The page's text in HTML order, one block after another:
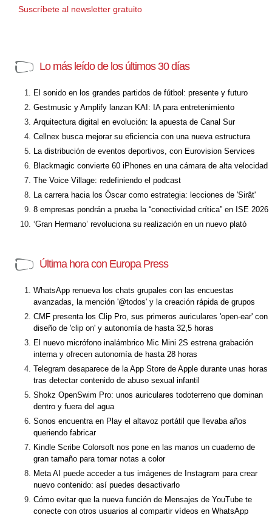
Suscríbete al newsletter gratuito
Lo más leído de los últimos 30 días
El sonido en los grandes partidos de fútbol: presente y futuro
Gestmusic y Amplify lanzan KAI: IA para entretenimiento
Arquitectura digital en evolución: la apuesta de Canal Sur
Cellnex busca mejorar su eficiencia con una nueva estructura
La distribución de eventos deportivos, con Eurovision Services
Blackmagic convierte 60 iPhones en una cámara de alta velocidad
The Voice Village: redefiniendo el podcast
La carrera hacia los Óscar como estrategia: lecciones de 'Sirât'
8 empresas pondrán a prueba la “conectividad crítica” en ISE 2026
‘Gran Hermano’ revoluciona su realización en un nuevo plató
Última hora con Europa Press
WhatsApp renueva los chats grupales con las encuestas
avanzadas, la mención '@todos' y la creación rápida de grupos
CMF presenta los Clip Pro, sus primeros auriculares 'open-ear' con
diseño de 'clip on' y autonomía de hasta 32,5 horas
El nuevo micrófono inalámbrico Mic Mini 2S estrena grabación
interna y ofrecen autonomía de hasta 28 horas
Telegram desaparece de la App Store de Apple durante unas horas
tras detectar contenido de abuso sexual infantil
Shokz OpenSwim Pro: unos auriculares todoterreno que dominan
dentro y fuera del agua
Sonos encuentra en Play el altavoz portátil que llevaba años
queriendo fabricar
Kindle Scribe Colorsoft nos pone en las manos un cuaderno de
gran tamaño para tomar notas a color
Meta AI puede acceder a tus imágenes de Instagram para crear
nuevo contenido: así puedes desactivarlo
Cómo evitar que la nueva función de Mensajes de YouTube te
conecte con otros usuarios al compartir vídeos en WhatsApp